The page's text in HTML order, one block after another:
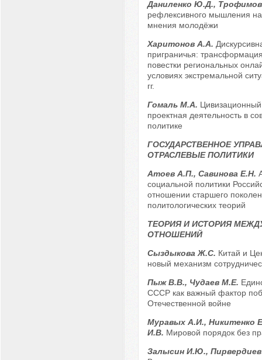
Даниленко Ю.Д.,
рефлексивного мышления
мнения молодёжи
Харитонов А.А.
приграничья:
повестки региональных
условиях экстремальной
гг.
Гомаль М.А. Цивизационный
проектная деятельность в
политике
ГОСУДАРСТВЕННОЕ
ОТРАСЛЕВЫЕ ПОЛИТИКИ
Атоев А.П., Савинова Е.Н.
социальной политики
отношении старшего
политологических теорий
ТЕОРИЯ И ИСТОРИЯ
ОТНОШЕНИЙ
Сыздыкова Ж.С. Китай и
новый механизм
Пыж В.В., Чудаев М.Е.
СССР как важный фактор
Отечественной войне
Муравых А.И., Никитенко
И.В. Мировой порядок без
Залысин И.Ю.,